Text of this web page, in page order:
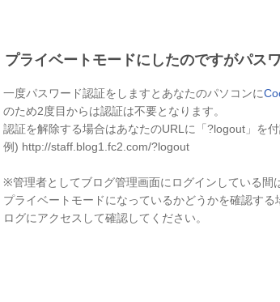
プライベートモードにしたのですがパス
一度パスワード認証をしますとあなたのパソコンに
のため2度目からは認証は不要となります。
認証を解除する場合はあなたのURLに「?logout」を付
例) http://staff.blog1.fc2.com/?logout
※管理者としてブログ管理画面にログインしている間
プライベートモードになっているかどうかを確認す
ログにアクセスして確認してください。